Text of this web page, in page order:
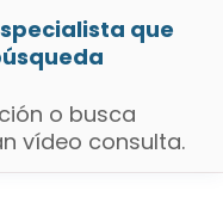
que
o busca
vídeo consulta.